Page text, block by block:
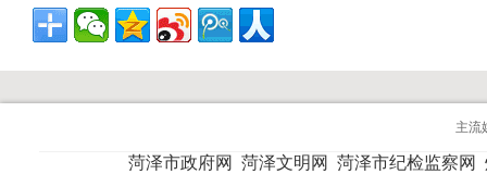
主流
菏泽市政府网 菏泽文明网 菏泽市纪检监察网